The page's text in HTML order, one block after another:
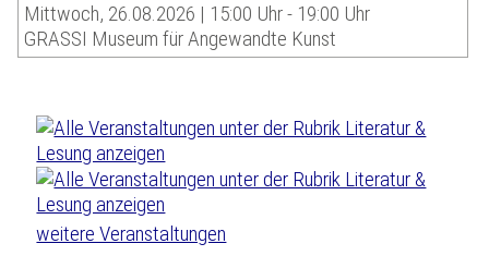
Mittwoch, 26.08.2026 | 15:00 Uhr - 19:00 Uhr
GRASSI Museum für Angewandte Kunst
weitere Veranstaltungen